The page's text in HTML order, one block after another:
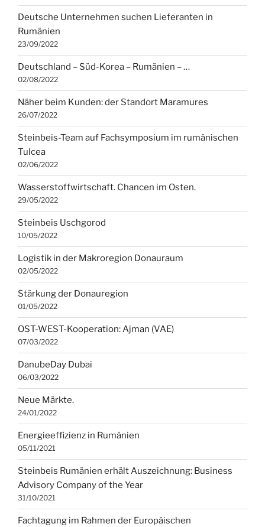
Deutsche Unternehmen suchen Lieferanten in
Rumänien
23/09/2022
Deutschland – Süd-Korea – Rumänien – …
02/08/2022
Näher beim Kunden: der Standort Maramures
26/07/2022
Steinbeis-Team auf Fachsymposium im rumänischen
Tulcea
02/06/2022
Wasserstoffwirtschaft. Chancen im Osten.
29/05/2022
Steinbeis Uschgorod
10/05/2022
Logistik in der Makroregion Donauraum
02/05/2022
Stärkung der Donauregion
01/05/2022
OST-WEST-Kooperation: Ajman (VAE)
07/03/2022
DanubeDay Dubai
06/03/2022
Neue Märkte.
24/01/2022
Energieeffizienz in Rumänien
05/11/2021
Steinbeis Rumänien erhält Auszeichnung: Business
Advisory Company of the Year
31/10/2021
Fachtagung im Rahmen der Europäischen